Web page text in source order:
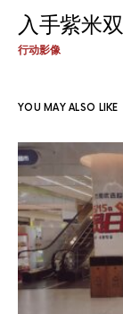
入手紫米
行动影像
YOU MAY ALSO LIKE